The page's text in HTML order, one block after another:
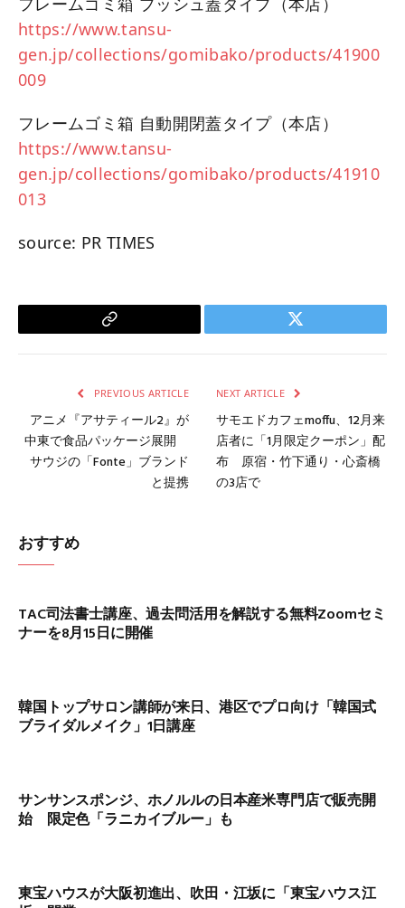
https://www.tansu-
gen.jp/collections/gomibako/products/41900
009
フレームゴミ箱 自動開閉蓋タイプ（本店）
https://www.tansu-
gen.jp/collections/gomibako/products/41910
013
source: PR TIMES
Copy
Twitter
PREVIOUS ARTICLE
アニメ『アサティール2』が
中東で食品パッケージ展開
サウジの「Fonte」ブランド
と提携
NEXT ARTICLE
サモエドカフェmoffu、12月来
店者に「1月限定クーポン」配
布 原宿・竹下通り・心斎橋
の3店で
おすすめ
TAC司法書士講座、過去問活用を解説する無料Zoomセミ
ナーを8月15日に開催
韓国トップサロン講師が来日、港区でプロ向け「韓国式
ブライダルメイク」1日講座
サンサンスポンジ、ホノルルの日本産米専門店で販売開
始 限定色「ラニカイブルー」も
東宝ハウスが大阪初進出、吹田・江坂に「東宝ハウス江